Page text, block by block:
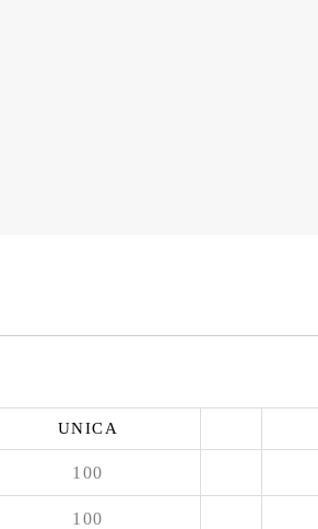
UNICA
100
100